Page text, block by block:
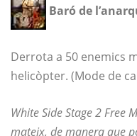
Baró de
Derrota a 50 enemics
helicòpter. (Mode de
White Side Stage 2 Free
mateix, de manera que